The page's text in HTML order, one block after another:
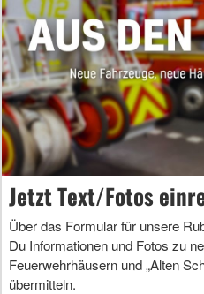
Jetzt Text/Fotos
Über das Formular für unsere
Du Informationen und Fotos zu
Feuerwehrhäusern und „Alten
übermitteln.